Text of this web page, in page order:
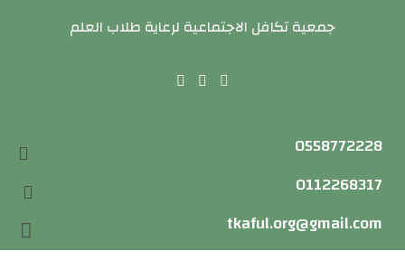
جمعية تكافل الاجتماعية لرعاية طلاب العلم
0558772228
0112268317
tkaful.org@gmail.com